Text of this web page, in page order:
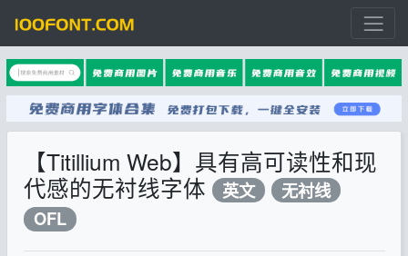
【Titillium Web】具有高可读性和现
代感的无衬线字体
英文
无衬线
OFL